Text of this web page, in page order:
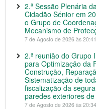
2.ª Sessão Plenária
Cidadão Sénior em
o Grupo de
Mecanismo de
7 de Agosto de 2026 às 20:41
2.ª reunião do Grupo
para Optimização da
Construção,
Sistematização de
fiscalização da
paredes exteriores
7 de Agosto de 2026 às 20:34